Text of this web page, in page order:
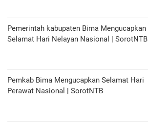
Pemerintah kabupaten Bima Mengucapkan
Selamat Hari Nelayan Nasional | SorotNTB
Pemkab Bima Mengucapkan Selamat Hari
Perawat Nasional | SorotNTB